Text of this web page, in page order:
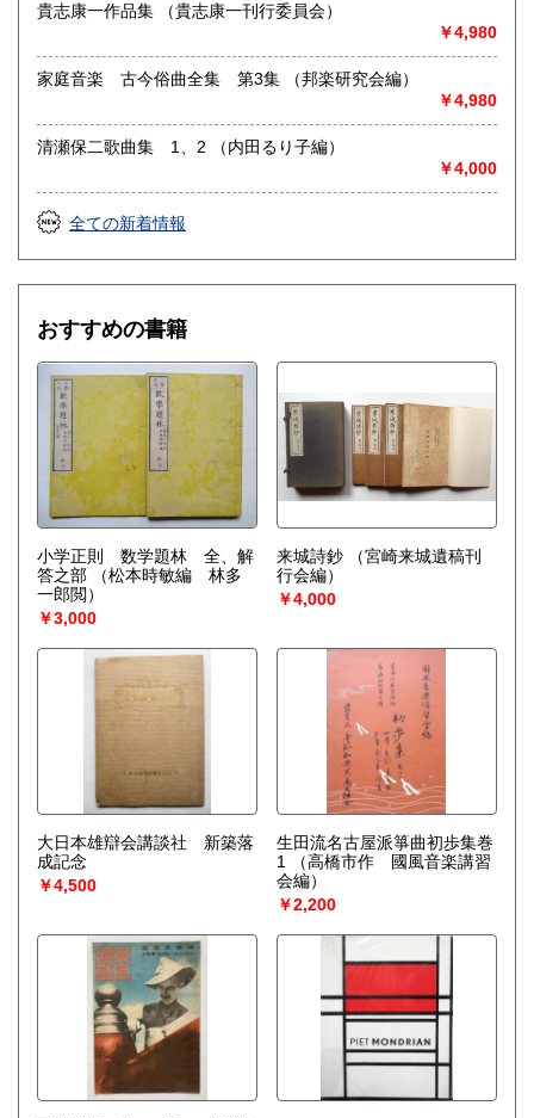
貴志康一作品集 （貴志康一刊行委員会）
￥4,980
家庭音楽 古今俗曲全集 第3集 （邦楽研究会編）
￥4,980
清瀬保二歌曲集 1、2 （内田るり子編）
￥4,000
全ての新着情報
おすすめの書籍
小学正則 数学題林 全、解
答之部
（松本時敏編 林多
一郎閲）
￥3,000
来城詩鈔
（宮崎来城遺稿刊
行会編）
￥4,000
大日本雄辯会講談社 新築落
成記念
￥4,500
生田流名古屋派箏曲初歩集巻
1
（高橋市作 國風音楽講習
会編）
￥2,200